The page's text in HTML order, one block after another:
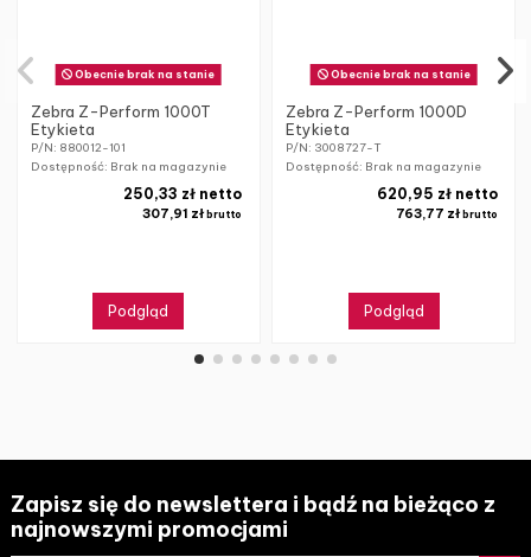
Obecnie brak na stanie
Zebra Z-Perform 1000T
Etykieta
P/N: 880012-101
Dostępność: Brak na magazynie
307,91 złbrutto
250,33 zł netto
Podgląd
Obecnie brak na stanie
Zebra Z-Perform 1000D
Etykieta
P/N: 3008727-T
Dostępność: Brak na magazynie
763,77 zł brutto
620,95 zł netto
Podgląd
Zapisz się do newslettera i bądź na bieżąco z
najnowszymi promocjami